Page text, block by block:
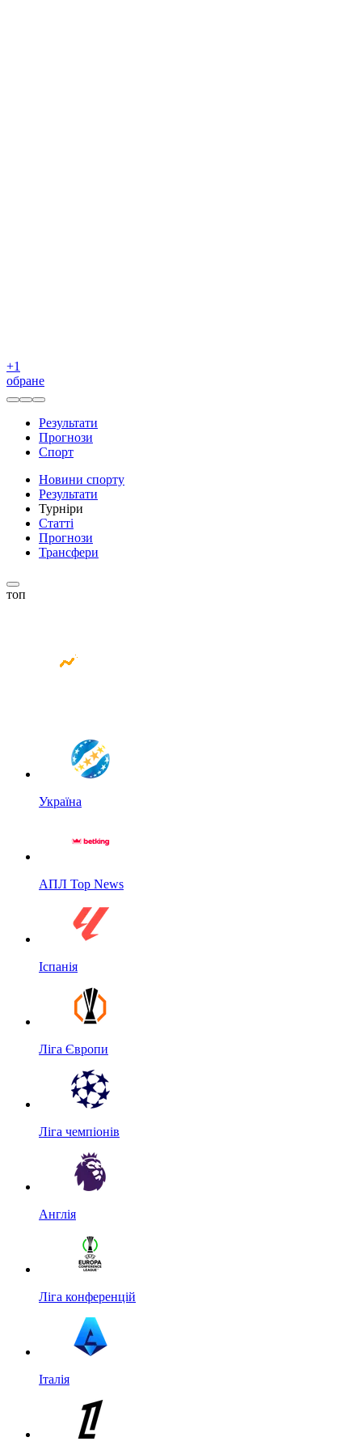
+1
обране
Результати
Прогнози
Спорт
Новини спорту
Результати
Турніри
Статті
Прогнози
Трансфери
топ
Україна
АПЛ Top News
Іспанія
Ліга Європи
Ліга чемпіонів
Англія
Ліга конференцій
Італія